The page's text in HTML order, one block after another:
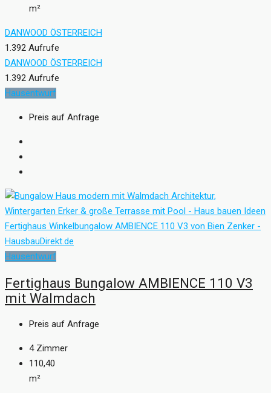
m²
DANWOOD ÖSTERREICH
1.392 Aufrufe
DANWOOD ÖSTERREICH
1.392 Aufrufe
Hausentwurf
Preis auf Anfrage
Hausentwurf
Fertighaus Bungalow AMBIENCE 110 V3
mit Walmdach
Preis auf Anfrage
4 Zimmer
110,40
m²